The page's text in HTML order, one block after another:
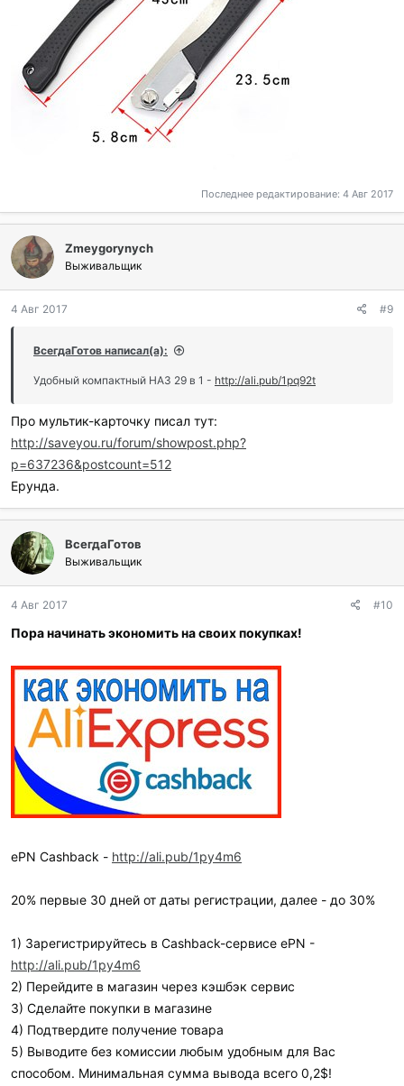
Последнее редактирование: 4 Авг 2017
Zmeygorynych
Выживальщик
4 Авг 2017 #9
ВсегдаГотов написал(а):
Удобный компактный НАЗ 29 в 1 - http://ali.pub/1pq92t
Про мультик-карточку писал тут:
http://saveyou.ru/forum/showpost.php?
p=637236&postcount=512
Ерунда.
ВсегдаГотов
Выживальщик
4 Авг 2017 #10
Пора начинать экономить на своих покупках!
ePN Cashback - http://ali.pub/1py4m6
20% первые 30 дней от даты регистрации, далее - до 30%
1) Зарегистрируйтесь в Cashback-сервисе ePN -
http://ali.pub/1py4m6
2) Перейдите в магазин через кэшбэк сервис
3) Сделайте покупки в магазине
4) Подтвердите получение товара
5) Выводите без комиссии любым удобным для Вас
способом. Минимальная сумма вывода всего 0,2$!